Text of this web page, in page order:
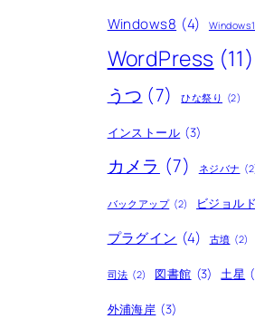
Windows8 (4)
WordPress (11)
うつ (7) ひな祭り (2)
インストール (3)
カメラ (7) ネジバナ
バックアップ (2) ビジョルド
プラグイン (4) 古墳 (2)
司法 (2) 図書館 (3) 土星
外浦海岸 (3)